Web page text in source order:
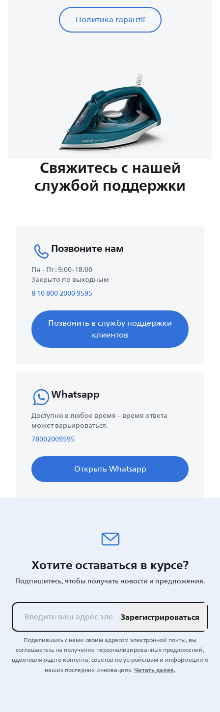
Политика гарантії
Свяжитесь с нашей
службой поддержки
Позвоните нам
Пн - Пт : 9:00-18:00
Закрыто по выходным
8 10 800 2000 9595
Позвонить в службу поддержки
клиентов
Whatsapp
Доступно в любое время – время ответа
может варьироваться.
78002009595
Открыть Whatsapp
Хотите оставаться в курсе?
Подпишитесь, чтобы получать новости и предложения.
Зарегистрироваться
Поделившись с нами своим адресом электронной почты, вы
соглашаетесь на получение персонализированных предложений,
вдохновляющего контента, советов по устройствам и информации о
наших последних инновациях.Читать далее.